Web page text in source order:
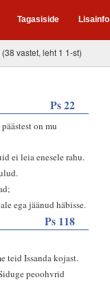
Tagasiside Lisainfo
(38 vastet, leht 1 1-st)
Ps 22
on mu
ei leia enesele rahu.
ega jäänud häbisse.
Ps 118
teid Issanda kojast.
peoohvrid